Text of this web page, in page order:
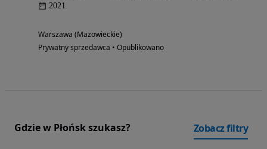
2021
Warszawa (Mazowieckie)
Prywatny sprzedawca • Opublikowano
Gdzie w Płońsk szukasz? Zobacz filtry